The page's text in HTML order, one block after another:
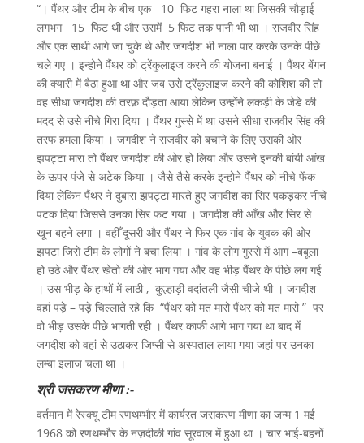
“। पैंथर और टीम के बीच एक 10 फिट गहरा नाला था जिसकी चौड़ाई
लगभग 15 फिट थी और उसमें 5 फिट तक पानी भी था । राजवीर सिंह
और एक साथी आगे जा चुके थे और जगदीश भी नाला पार करके उनके पीछे
चले गए । इन्होने पैंथर को ट्रेंकुलाइज करने की योजना बनाई । पैंथर बेंगन
की क्यारी में बैठा हुआ था और जब उसे ट्रेंकुलाइज करने की कोशिश की तो
वह सीधा जगदीश की तरफ़ दौड़ता आया लेकिन उन्होंने लकड़ी के जेडे की
मदद से उसे नीचे गिरा दिया । पैंथर गुस्से में था उसने सीधा राजवीर सिंह की
तरफ हमला किया । जगदीश ने राजवीर को बचाने के लिए उसकी ओर
झपट्टा मारा तो पैंथर जगदीश की ओर हो लिया और उसने इनकी बांयी आंख
के ऊपर पंजे से अटेक किया । जैसे तैसे करके इन्होने पैंथर को नीचे फेंक
दिया लेकिन पैंथर ने दुबारा झपट्टा मारते हुए जगदीश का सिर पकड़कर नीचे
पटक दिया जिससे उनका सिर फट गया । जगदीश की आँख और सिर से
खून बहने लगा । वहीँ दूसरी और पैंथर ने फिर एक गांव के युवक की ओर
झपटा जिसे टीम के लोगों ने बचा लिया । गांव के लोग गुस्से में आग –बबूला
हो उठे और पैंथर खेतो की ओर भाग गया और वह भीड़ पैंथर के पीछे लग गई
। उस भीड़ के हाथों में लाठी , कुल्हाड़ी वदांतली जैसी चीजे थी । जगदीश
वहां पड़े – पड़े चिल्लाते रहे कि “पैंथर को मत मारो पैंथर को मत मारो ” पर
वो भीड़ उसके पीछे भागती रही । पैंथर काफी आगे भाग गया था बाद में
जगदीश को वहां से उठाकर जिप्सी से अस्पताल लाया गया जहां पर उनका
लम्बा इलाज चला था ।
श्री जसकरण मीणा :-
वर्तमान में रेस्क्यू टीम रणथम्भौर में कार्यरत जसकरण मीणा का जन्म 1 मई
1968 को रणथम्भौर के नज़दीकी गांव सूरवाल में हुआ था । चार भाई-बहनों